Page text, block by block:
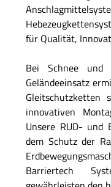
für Qualität,
Bei Schnee
Geländeeinsatz
Gleitschutzketten
innovativen
Unsere RUD- und
dem Schutz der
Barriertech